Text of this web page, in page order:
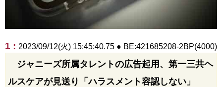
1 : 2023/09/12(火) 15:45:40.75 ● BE:421685208-2BP(4000)
ジャニーズ所属タレントの広告起用、第一三共ヘ
ルスケアが見送り「ハラスメント容認しない」